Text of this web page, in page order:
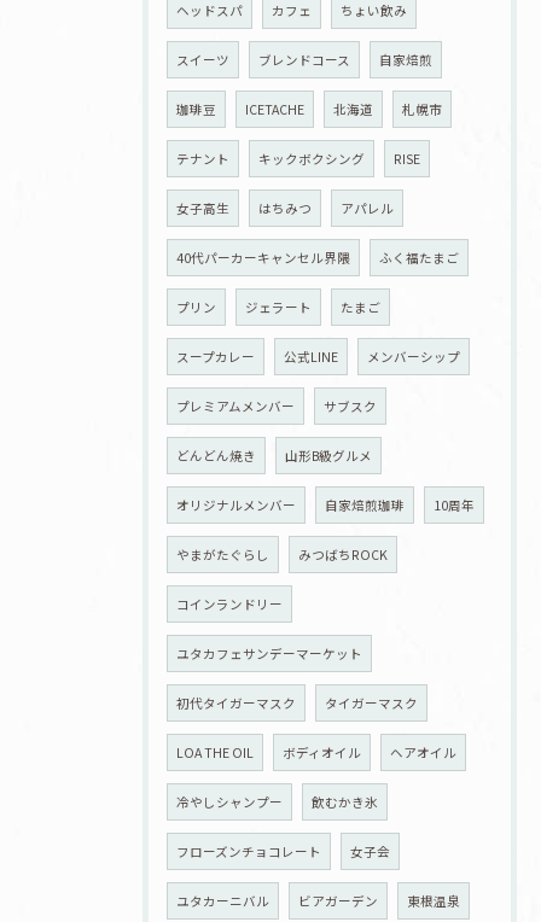
ヘッドスパ カフェ ちょい飲み
スイーツ ブレンドコース 自家焙煎
珈琲豆 ICETACHE 北海道 札幌市
テナント キックボクシング RISE
女子高生 はちみつ アパレル
40代パーカーキャンセル界隈 ふく福たまご
プリン ジェラート たまご
スープカレー 公式LINE メンバーシップ
プレミアムメンバー サブスク
どんどん焼き 山形B級グルメ
オリジナルメンバー 自家焙煎珈琲 10周年
やまがたぐらし みつばちROCK
コインランドリー
ユタカフェサンデーマーケット
初代タイガーマスク タイガーマスク
LOA THE OIL ボディオイル ヘアオイル
冷やしシャンプー 飲むかき氷
フローズンチョコレート 女子会
ユタカーニバル ビアガーデン 東根温泉